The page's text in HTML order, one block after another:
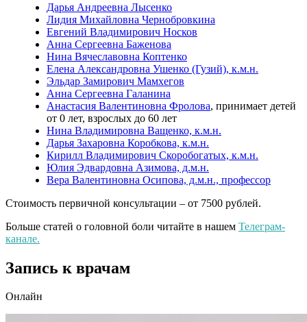
Дарья Андреевна Лысенко
Лидия Михайловна Чернобровкина
Евгений Владимирович Носков
Анна Сергеевна Баженова
Нина Вячеславовна Коптенко
Елена Александровна Ушенко (Гузий), к.м.н.
Эльдар Замирович Мамхегов
Анна Сергеевна Галанина
Анастасия Валентиновна Фролова, принимает детей
от 0 лет, взрослых до 60 лет
Нина Владимировна Ващенко, к.м.н.
Дарья Захаровна Коробкова, к.м.н.
Кирилл Владимирович Скоробогатых, к.м.н.
Юлия Эдвардовна Азимова, д.м.н.
Вера Валентиновна Осипова, д.м.н., профессор
Стоимость первичной консультации – от 7500 рублей.
Больше статей о головной боли читайте в нашем Телеграм-
канале.
Запись к врачам
Онлайн